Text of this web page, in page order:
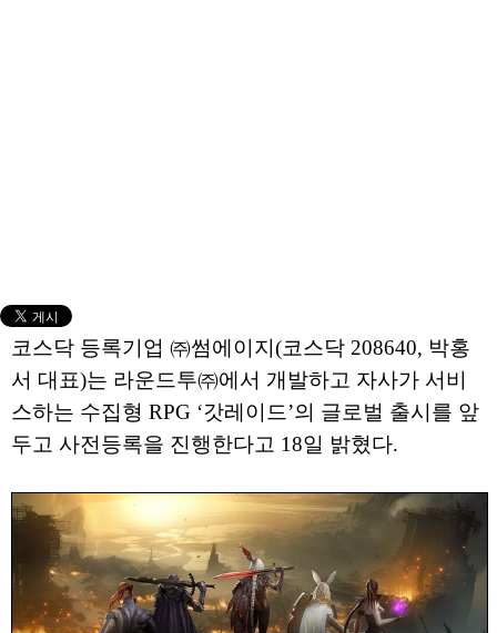
코스닥 등록기업 ㈜썸에이지(코스닥 208640, 박홍
서 대표)는 라운드투㈜에서 개발하고 자사가 서비
스하는 수집형 RPG ‘갓레이드’의 글로벌 출시를 앞
두고 사전등록을 진행한다고 18일 밝혔다.